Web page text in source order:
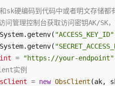
硬编码到代码中或者明文存储都有
问管理控制台获取访问密钥AK/
System.getenv( "ACCESS_KEY_ID"
System.getenv(
= "https://your-endpoint"
实例
= new ObsClient (ak,